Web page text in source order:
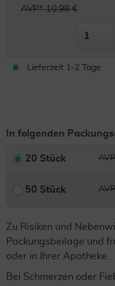
AVP* 10,98 €
Lieferzeit 1-2 Tage
In folgenden
20 Stück
50 Stück
Zu Risiken und
Packungsbeilage und
oder in Ihrer Apotheke.
Bei Schmerzen oder